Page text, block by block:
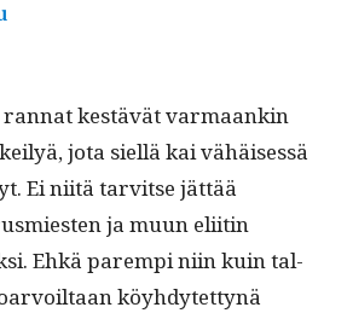
kestävät var­maankin
jota siel­lä kai vähäisessä
Ei niitä tarvitse jät­tää
ja muun eli­itin
Ehkä parem­pi niin kuin tal­
köy­hdytet­tynä